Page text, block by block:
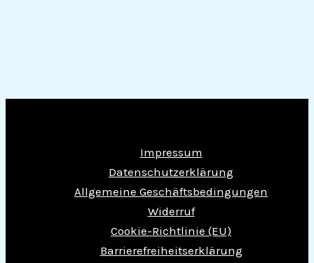
Impressum
Datenschutzerklärung
Allgemeine Geschäftsbedingungen
Widerruf
Cookie-Richtlinie (EU)
Barrierefreiheitserklärung